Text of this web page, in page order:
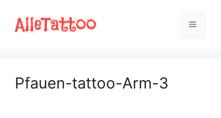
Inhalt
springen
Menü
Pfauen-tattoo-Arm-3